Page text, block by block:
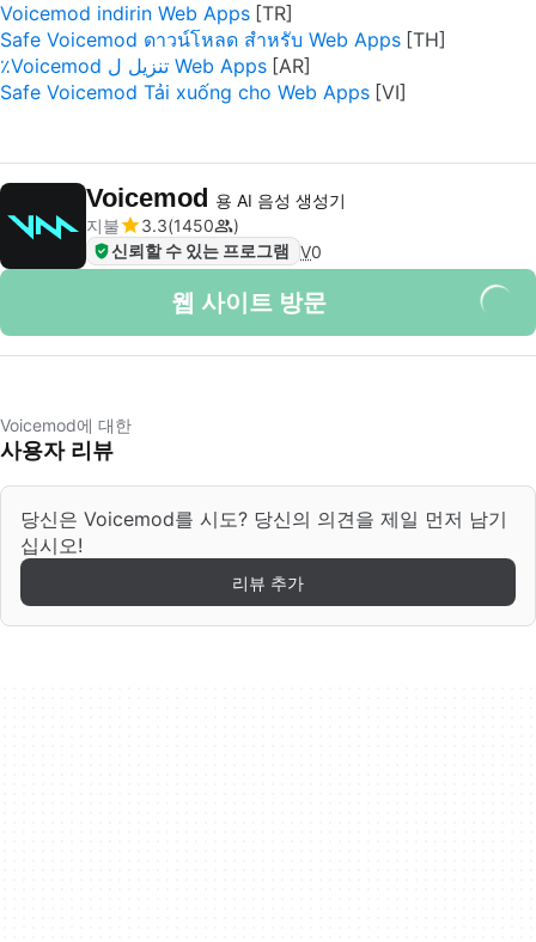
Voicemod indirin Web Apps
Safe Voicemod ดาวน์โหลด สำหรับ Web Apps
٪Voicemod تنزيل ل Web Apps
Safe Voicemod Tải xuống cho Web Apps
Voicemod 용 AI 음성 생성기
지불
3.3 1450
신뢰할 수 있는 프로그램 V0
웹 사이트 방문
Voicemod에 대한
사용자 리뷰
당신은 Voicemod를 시도? 당신의 의견을 제일 먼저 남기
십시오!
리뷰 추가